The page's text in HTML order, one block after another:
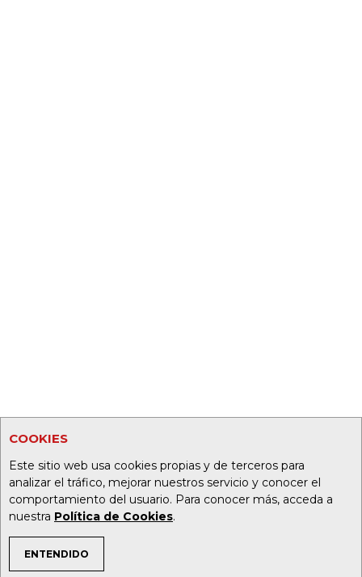
COOKIES
Este sitio web usa cookies propias y de terceros para
analizar el tráfico, mejorar nuestros servicio y conocer el
comportamiento del usuario. Para conocer más, acceda a
nuestra Política de Cookies.
ENTENDIDO
TEMAS DE INTERÉS